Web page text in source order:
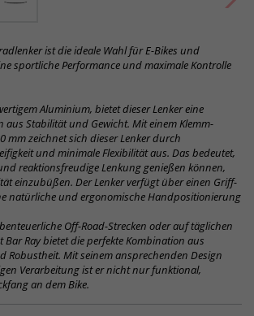
ist die ideale Wahl für E-Bikes und
sportliche Performance und maximale Kontrolle
Aluminium, bietet dieser Lenker eine
aus Stabilität und Gewicht. Mit einem Klemm-
mm zeichnet sich dieser Lenker durch
und minimale Flexibilität aus. Das bedeutet,
reaktionsfreudige Lenkung genießen können,
einzubüßen. Der Lenker verfügt über einen Griff-
natürliche und ergonomische Handpositionierung
Off-Road-Strecken oder auf täglichen
Bar Ray bietet die perfekte Kombination aus
Robustheit. Mit seinem ansprechenden Design
Verarbeitung ist er nicht nur funktional,
an dem Bike.